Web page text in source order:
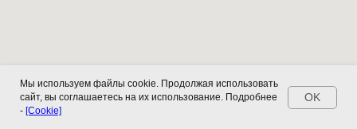
Мы используем файлы cookie. Продолжая использовать
сайт, вы соглашаетесь на их использование. Подробнее
- [Cookie]
OK